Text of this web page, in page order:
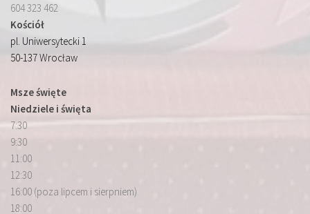
604 323 462
Kościół
pl. Uniwersytecki 1
50-137 Wrocław
Msze święte
Niedziele i święta
7:30
9:30
11:00
12:30
16:00 (poza lipcem i sierpniem)
18:00